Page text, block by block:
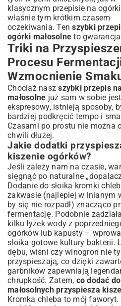
klasycznym przepisie na
właśnie tym krótkim czasem
oczekiwania. Tenszybki
ogórki małosolne to
Triki na
Procesu
Wzmocnienie
Chociaż naszszybki przepis
małosolne już sam w sobie jest
ekspresowy, istnieją sposoby,
bardziej podkręcić tempo i
Czasami po prostu nie można
chwili dłużej.
Jakie dodatki
kiszenie ogórków?
Jeśli zależy nam na czasie,
sięgnąć po naturalne
Dodanie do słoika kromki
zakwasie (najlepiej w lnianym
by się nie rozpadł) znacząco
fermentację. Podobnie
kilku łyżek wody z
ogórków lub kapusty –
słoika gotowe kultury bakterii.
dębu, wiśni czy winogron nie
przyspieszają, co dzięki
garbników zapewniają
chrupkość. Zatem, co dodać
małosolnych przyspiesza
Kromka chleba to mój faworyt.